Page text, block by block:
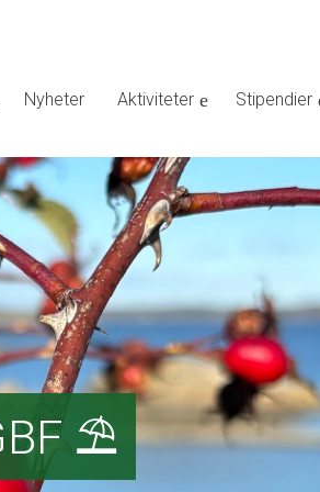
Nyheter Aktiviteter Stipendier
⛱️